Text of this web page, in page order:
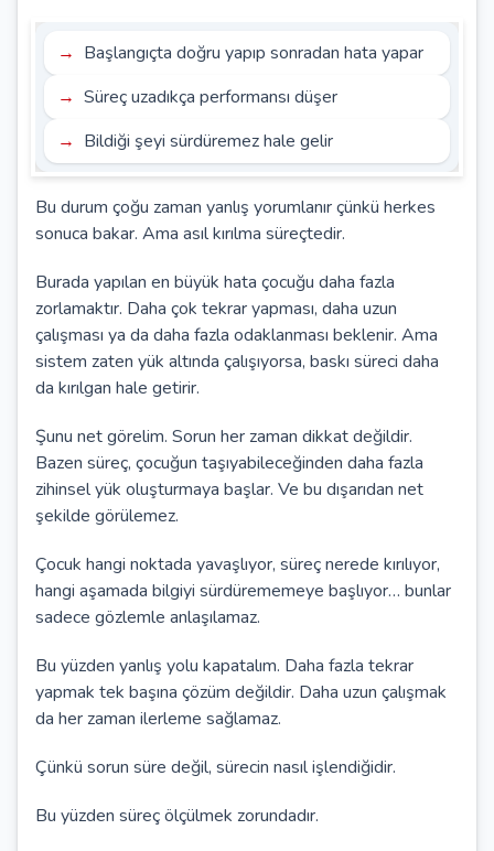
Başlangıçta doğru yapıp sonradan hata yapar
Süreç uzadıkça performansı düşer
Bildiği şeyi sürdüremez hale gelir
Bu durum çoğu zaman yanlış yorumlanır çünkü herkes
sonuca bakar. Ama asıl kırılma süreçtedir.
Burada yapılan en büyük hata çocuğu daha fazla
zorlamaktır. Daha çok tekrar yapması, daha uzun
çalışması ya da daha fazla odaklanması beklenir. Ama
sistem zaten yük altında çalışıyorsa, baskı süreci daha
da kırılgan hale getirir.
Şunu net görelim. Sorun her zaman dikkat değildir.
Bazen süreç, çocuğun taşıyabileceğinden daha fazla
zihinsel yük oluşturmaya başlar. Ve bu dışarıdan net
şekilde görülemez.
Çocuk hangi noktada yavaşlıyor, süreç nerede kırılıyor,
hangi aşamada bilgiyi sürdürememeye başlıyor… bunlar
sadece gözlemle anlaşılamaz.
Bu yüzden yanlış yolu kapatalım. Daha fazla tekrar
yapmak tek başına çözüm değildir. Daha uzun çalışmak
da her zaman ilerleme sağlamaz.
Çünkü sorun süre değil, sürecin nasıl işlendiğidir.
Bu yüzden süreç ölçülmek zorundadır.